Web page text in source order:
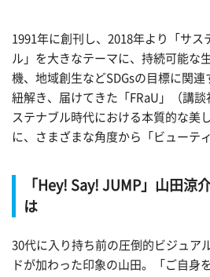
1991年に創刊し、2018年より「サス
ル」を大きなテーマに、持続可能な
機、地域創生などSDGsの目標に関連
紐解き、届けてきた「FRaU」（講
ステナブル時代における本質的な美
に、さまざまな角度から「ビューテ
「Hey! Say! JUMP」山田涼
は
30代に入り持ち前の圧倒的ビジュア
ドが加わった印象の山田。「ご自身